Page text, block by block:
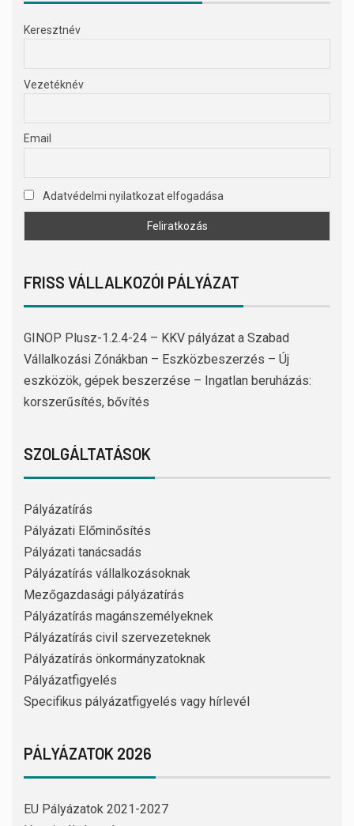
Keresztnév
Vezetéknév
Email
Adatvédelmi nyilatkozat elfogadása
FRISS VÁLLALKOZÓI PÁLYÁZAT
GINOP Plusz-1.2.4-24 – KKV pályázat a Szabad
Vállalkozási Zónákban – Eszközbeszerzés – Új
eszközök, gépek beszerzése – Ingatlan beruházás:
korszerűsítés, bővítés
SZOLGÁLTATÁSOK
Pályázatírás
Pályázati Előminősítés
Pályázati tanácsadás
Pályázatírás vállalkozásoknak
Mezőgazdasági pályázatírás
Pályázatírás magánszemélyeknek
Pályázatírás civil szervezeteknek
Pályázatírás önkormányzatoknak
Pályázatfigyelés
Specifikus pályázatfigyelés vagy hírlevél
PÁLYÁZATOK 2026
EU Pályázatok 2021-2027